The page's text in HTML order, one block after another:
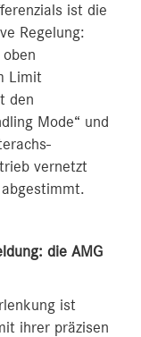
ist die
Regelung:
Limit
den
Mode“ und
vernetzt
die AMG
ist
ihrer präzisen